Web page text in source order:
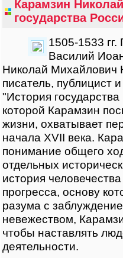
Карамзин
государства
1505-1533 гг.
Василий
Николай Михайлович
писатель, публицист
"История
которой Карамзин
жизни, охватывает
начала XVII века.
понимание общего
отдельных
история
прогресса, основу
разума с
невежеством,
чтобы наставлять
деятельности.